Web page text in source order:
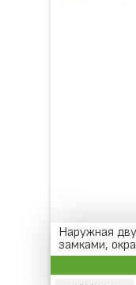
Наружная
замками,